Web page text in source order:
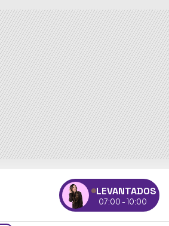
LEVANTADOS
07:00 - 10:00